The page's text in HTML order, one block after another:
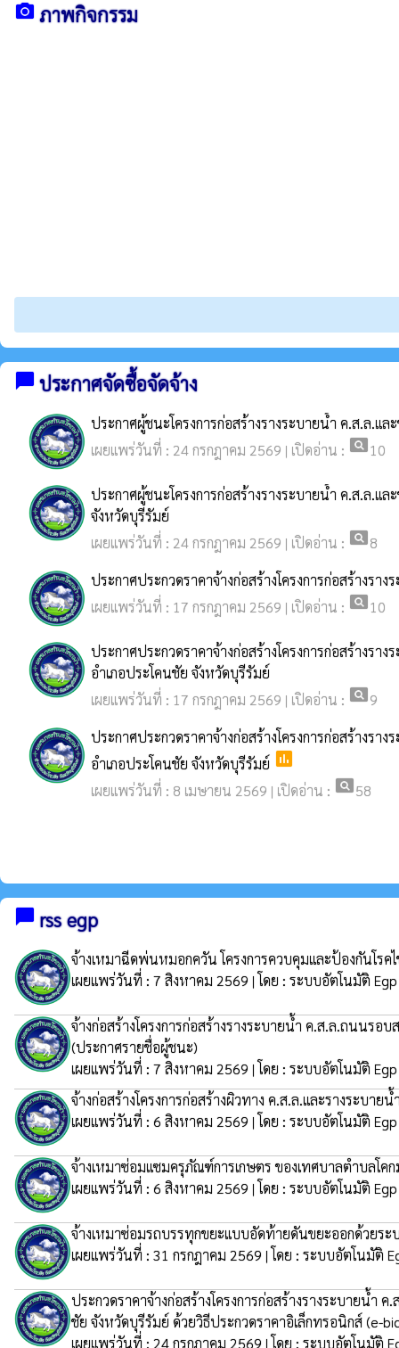
camera_alt ภาพกิจกรรม
chat_bubble ประกาศจัดซื้อจัดจ้าง
ประกาศผู้ชนะโครงการก่อสร้างรางระบายน้ำ ค.ส.ล.
เผยแพร่วันที่ : 24 กรกฎาคม 2569 | เปิดอ่าน : pageview10
ประกาศผู้ชนะโครงการก่อสร้างรางระบายน้ำ ค.ส.ล.แ
จังหวัดบุรีรัมย์
เผยแพร่วันที่ : 24 กรกฎาคม 2569 | เปิดอ่าน : pageview8
ประกาศประกวดราคาจ้างก่อสร้างโครงการก่อสร้างร
เผยแพร่วันที่ : 17 กรกฎาคม 2569 | เปิดอ่าน : pageview10
ประกาศประกวดราคาจ้างก่อสร้างโครงการก่อสร้างร
อำเภอประโคนชัย จังหวัดบุรีรัมย์
เผยแพร่วันที่ : 17 กรกฎาคม 2569 | เปิดอ่าน : pageview9
ประกาศประกวดราคาจ้างก่อสร้างโครงการก่อสร้างร
อำเภอประโคนชัย จังหวัดบุรีรัมย์ poll
เผยแพร่วันที่ : 8 เมษายน 2569 | เปิดอ่าน : pageview58
chat_bubble rss egp
จ้างเหมาฉีดพ่นหมอกควัน โครงการควบคุมและป้องกันโร
เผยแพร่วันที่ : 7 สิงหาคม 2569 | โดย : ระบบอัตโนมัติ Egp
จ้างก่อสร้างโครงการก่อสร้างรางระบายน้ำ ค.ส.ล.ถนนร
(ประกาศรายชื่อผู้ชนะ)
เผยแพร่วันที่ : 7 สิงหาคม 2569 | โดย : ระบบอัตโนมัติ Egp
จ้างก่อสร้างโครงการก่อสร้างผิวทาง ค.ส.ล.และรางระบา
เผยแพร่วันที่ : 6 สิงหาคม 2569 | โดย : ระบบอัตโนมัติ Egp
จ้างเหมาซ่อมแซมครุภัณฑ์การเกษตร ของเทศบาลตำบลโคก
เผยแพร่วันที่ : 6 สิงหาคม 2569 | โดย : ระบบอัตโนมัติ Egp
จ้างเหมาซ่อมรถบรรทุกขยะแบบอัดท้ายดันขยะออกด้วยร
เผยแพร่วันที่ : 31 กรกฎาคม 2569 | โดย : ระบบอัตโนมัติ
ประกวดราคาจ้างก่อสร้างโครงการก่อสร้างรางระบายน้
ชัย จังหวัดบุรีรัมย์ ด้วยวิธีประกวดราคาอิเล็กทรอนิกส์ (e-
เผยแพร่วันที่ : 24 กรกฎาคม 2569 | โดย : ระบบอัตโนมัติ